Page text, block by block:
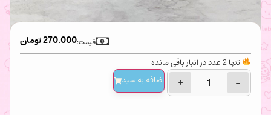
270.000تومان قیمت:
تنها 2 عدد در انبار باقی مانده
−
+ اضافه‌ به سبد